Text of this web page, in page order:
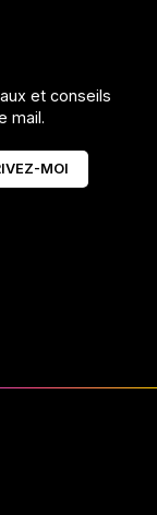
et conseils
mail.
MOI